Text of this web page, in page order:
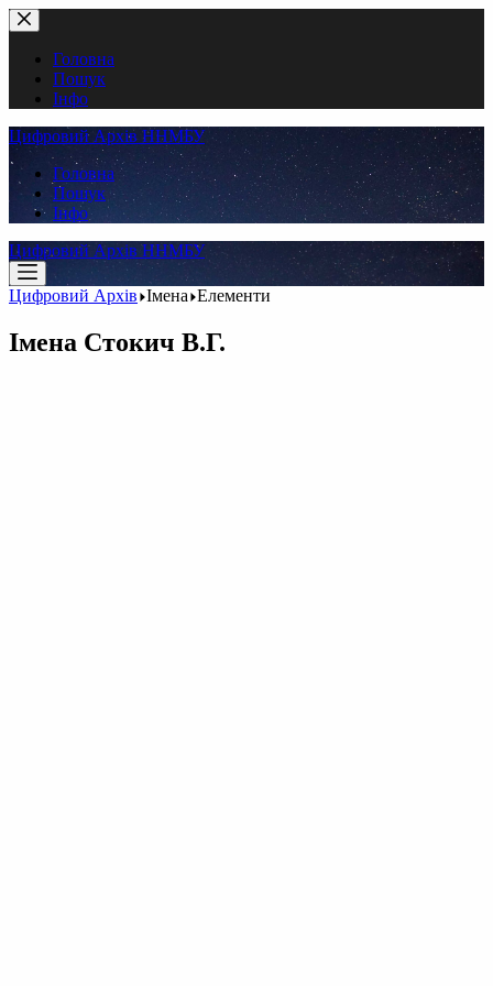
Перейти
до
вмістуГоловна
Пошук
Інфо
Цифровий Архів ННМБУ
Головна
Пошук
Інфо
Цифровий Архів ННМБУ
Цифровий Архів Імена Елементи
Імена Стокич В.Г.